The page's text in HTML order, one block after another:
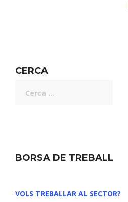
CERCA
BORSA DE TREBALL
VOLS TREBALLAR AL SECTOR?